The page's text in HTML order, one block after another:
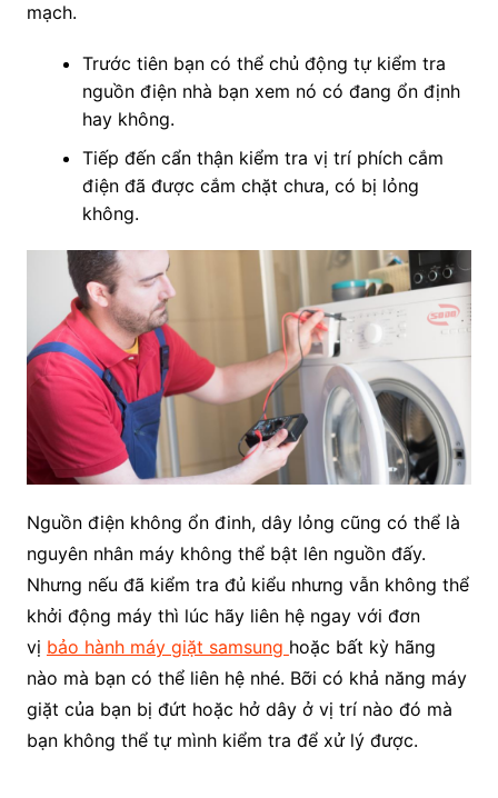
mạch.
Trước tiên bạn có thể chủ động tự kiểm tra
nguồn điện nhà bạn xem nó có đang ổn định
hay không.
Tiếp đến cẩn thận kiểm tra vị trí phích cắm
điện đã được cắm chặt chưa, có bị lỏng
không.
Nguồn điện không ổn đinh, dây lỏng cũng có thể là
nguyên nhân máy không thể bật lên nguồn đấy.
Nhưng nếu đã kiểm tra đủ kiểu nhưng vẫn không thể
khởi động máy thì lúc hãy liên hệ ngay với đơn
vị bảo hành máy giặt samsung hoặc bất kỳ hãng
nào mà bạn có thể liên hệ nhé. Bỡi có khả năng máy
giặt của bạn bị đứt hoặc hở dây ở vị trí nào đó mà
bạn không thể tự mình kiểm tra để xử lý được.